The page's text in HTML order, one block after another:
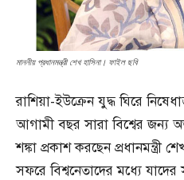
মাননীয় প্রধানমন্ত্রী শেখ হাসিনা। ফাইল ছবি
রাশিয়া-ইউক্রেন যুদ্ধ ঘিরে
আগামী বছর সারা বিশ্বের জন্য
শঙ্কা প্রকাশ করছেন প্রধানমন্ত্রী
সফরে বিশ্বনেতাদের মধ্যে যাদের